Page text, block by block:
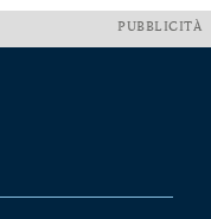
PUBBLICITÀ